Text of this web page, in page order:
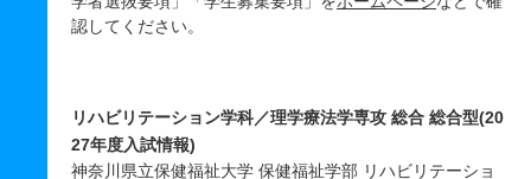
認してください。
リハビリテーション学科／理学療法学専攻 総合 総合型(20
27年度入試情報)
神奈川県立保健福祉大学 保健福祉学部 リハビリテーショ